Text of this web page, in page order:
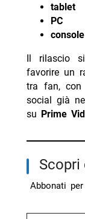
tablet
PC
Il rilascio
favorire un
tra fan, con
social già
su Prime
Abbonati
Digita la tua e-mail...